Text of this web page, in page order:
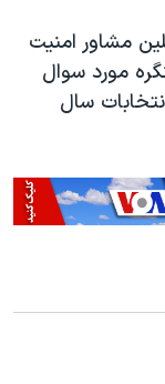
مشاور امنیت
مورد سوال
سال